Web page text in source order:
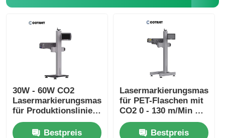
30W - 60W CO2
Lasermarkierungsmaschine
für Produktionslinien-
Flaschencodierer
Bestpreis
für PET-Flaschen mit
CO2 0 - 130 m/Min mit
Lasercoder
Bestpreis